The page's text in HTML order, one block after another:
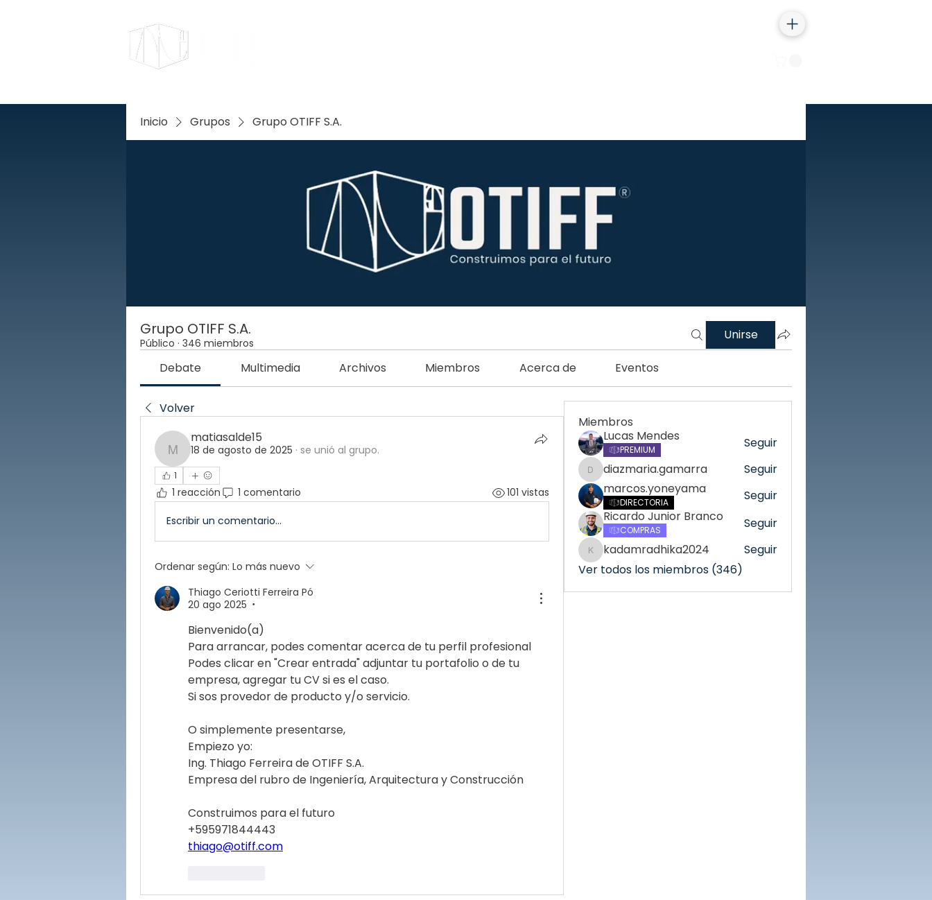
Inicio Grupos Grupo OTIFF S.A.
Grupo OTIFF S.A.
Público · 346 miembros
Unirse
Debate Multimedia Archivos Miembros Acerca de Eventos
Volver
matiasalde15
matiasalde15
18 de agosto de 2025 · se unió al grupo.
1
1 reacción 1 comentario 101 vistas
Escribir un comentario...
Ordenar según: Lo más nuevo
Thiago Ceriotti Ferreira Pó
20 ago 2025
•
Bienvenido(a)
Para arrancar, podes comentar acerca de tu perfil profesional
Podes clicar en "Crear entrada" adjuntar tu portafolio o de tu
empresa, agregar tu CV si es el caso.
Si sos provedor de producto y/o servicio.
O simplemente presentarse,
Empiezo yo:
Ing. Thiago Ferreira de OTIFF S.A.
Empresa del rubro de Ingeniería, Arquitectura y Construcción
Construimos para el futuro
+595971844443
thiago@otiff.com
Miembros
Lucas Mendes
PREMIUM Seguir
diazmaria.gamarra
diazmaria.gamarra
Seguir
marcos.yoneyama
DIRECTORIA
Seguir
Ricardo Junior Branco
COMPRAS Seguir
kadamradhika2024
kadamradhika2024
Seguir
Ver todos los miembros (346)